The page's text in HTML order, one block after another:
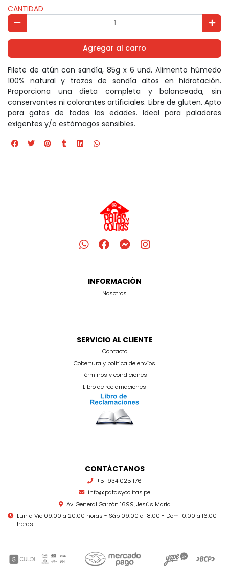
CANTIDAD
Agregar al carro
Filete de atún con sandía, 85g x 6 und. Alimento húmedo
100% natural y trozos de sandía altos en hidratación.
Proporciona una dieta completa y balanceada, sin
conservantes ni colorantes artificiales. Libre de gluten. Apto
para gatos de todas las edades. Ideal para paladares
exigentes y/o estómagos sensibles.
INFORMACIÓN
Nosotros
SERVICIO AL CLIENTE
Contacto
Cobertura y política de envíos
Términos y condiciones
Libro de reclamaciones
CONTÁCTANOS
+51 934 025 176
info@patasycolitas.pe
Av. General Garzón 1699, Jesús María
Lun a Vie 09:00 a 20:00 horas - Sáb 09:00 a 18:00 - Dom 10:00 a 16:00
horas